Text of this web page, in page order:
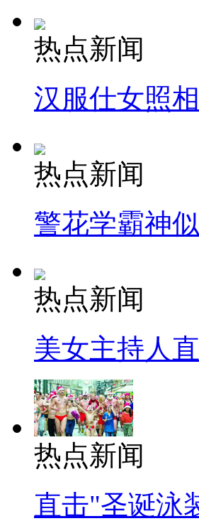
热点新闻
汉服仕女照
热点新闻
警花学霸神
热点新闻
美女主持人
热点新闻
直击"圣诞泳